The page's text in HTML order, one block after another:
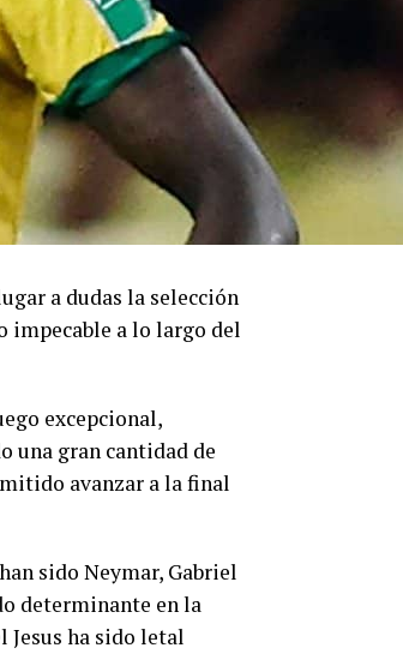
a dudas la selección
impecable a lo largo del
excepcional,
una gran cantidad de
avanzar a la final
sido Neymar, Gabriel
determinante en la
ha sido letal